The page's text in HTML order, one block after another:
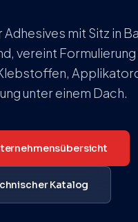
Adhesives mit Sitz in
vereint
unter einem Dach.
Katalog